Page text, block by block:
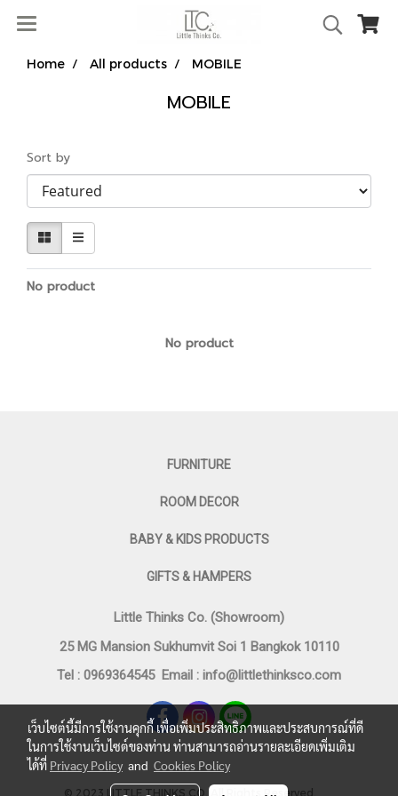
Home All products MOBILE
MOBILE
Sort by
No product
No product
FURNITURE
ROOM DECOR
BABY & KIDS PRODUCTS
GIFTS & HAMPERS
Little Thinks Co. (Showroom)
25 MG Mansion Sukhumvit Soi 1 Bangkok 10110
Tel : 0969364545 Email : info@littlethinksco.com
© 2023 LITTLE THINKS CO. All Rights Reserved.
เว็บไซต์นี้มีการใช้งานคุกกี้ เพื่อเพิ่มประสิทธิภาพและประสบการณ์ที่ดี
ในการใช้งานเว็บไซต์ของท่าน ท่านสามารถอ่านรายละเอียดเพิ่มเติม
ได้ที่ Privacy Policy and Cookies Policy